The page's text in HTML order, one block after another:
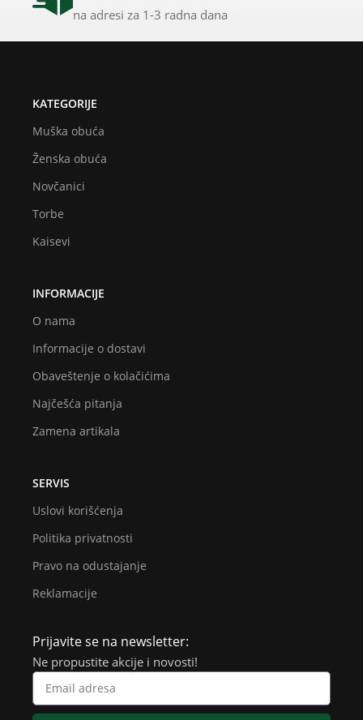
na adresi za 1-3 radna dana
KATEGORIJE
Muška obuća
Ženska obuća
Novčanici
Torbe
Kaisevi
INFORMACIJE
O nama
Informacije o dostavi
Obaveštenje o kolačićima
Najčešća pitanja
Zamena artikala
SERVIS
Uslovi korišćenja
Politika privatnosti
Pravo na odustajanje
Reklamacije
Prijavite se na newsletter:
Ne propustite akcije i novosti!